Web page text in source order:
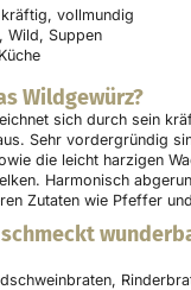
vollmundig
Wild, Suppen
Wildgewürz?
sich durch sein
Sehr vordergründig
die leicht harzigen
Harmonisch
Zutaten wie Pfeffer